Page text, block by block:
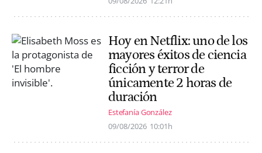
Hoy en Netflix: uno de los
mayores éxitos de ciencia
ficción y terror de
únicamente 2 horas de
duración
Estefanía González
09/08/2026 10:01h